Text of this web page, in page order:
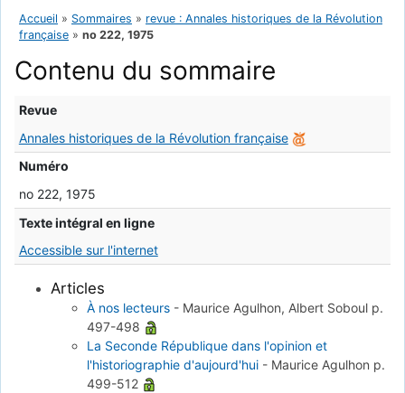
Accueil » Sommaires » revue : Annales historiques de la Révolution
française » no 222, 1975
Contenu du sommaire
Revue
Annales historiques de la Révolution française
Numéro
no 222, 1975
Texte intégral en ligne
Accessible sur l'internet
Articles
À nos lecteurs - Maurice Agulhon, Albert Soboul p.
497-498
La Seconde République dans l'opinion et
l'historiographie d'aujourd'hui - Maurice Agulhon p.
499-512